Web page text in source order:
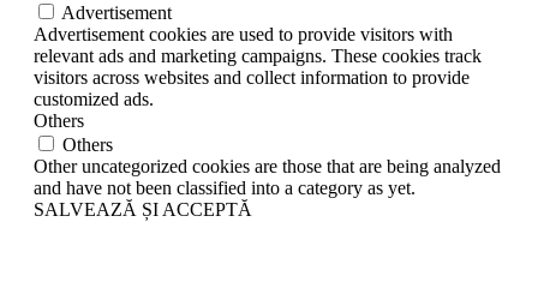
Advertisement
Advertisement cookies are used to provide visitors with
relevant ads and marketing campaigns. These cookies track
visitors across websites and collect information to provide
customized ads.
Others
Others
Other uncategorized cookies are those that are being analyzed
and have not been classified into a category as yet.
SALVEAZĂ ȘI ACCEPTĂ